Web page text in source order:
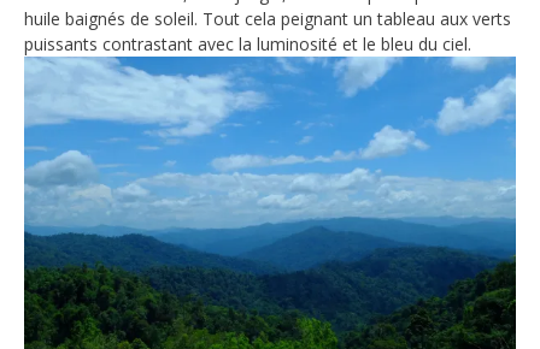
huile baignés de soleil. Tout cela peignant un tableau aux verts
puissants contrastant avec la luminosité et le bleu du ciel.